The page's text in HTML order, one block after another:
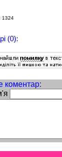
1324
(0):
коментар: